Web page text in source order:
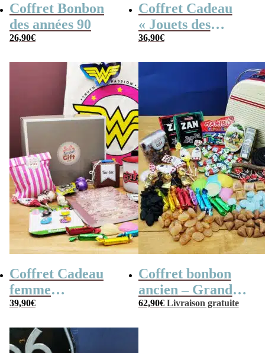
Coffret Bonbon
des années 90
26,90€
Coffret Cadeau
« Jouets des
années 80 » –
36,90€
Coffret Cadeau
femme
« Génération 70 »
39,90€
Coffret bonbon
ancien – Grande
mallette en métal
62,90€Livraison gratuite